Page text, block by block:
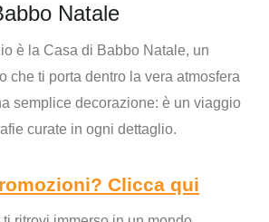
Natale
è la Casa di Babbo Natale, un
che ti porta dentro la vera atmosfera
semplice decorazione: è un viaggio
curate in ogni dettaglio.
Clicca qui